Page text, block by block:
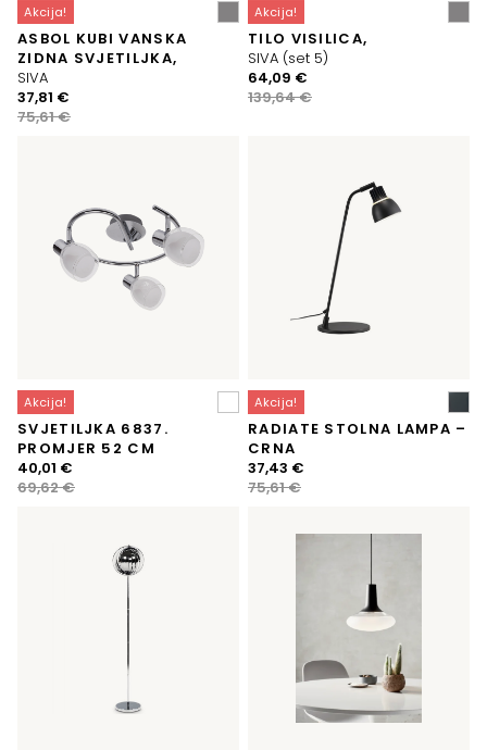
Akcija!
ASBOL KUBI VANSKA
ZIDNA SVJETILJKA,
SIVA
75,61€
Izvorna
cijena
37,81 €
Trenutna
cijena
Akcija!
TILO VISILICA,
SIVA (set 5)
139,64€
Izvorna
cijena
64,09 €
Trenutna
cijena
Akcija!
SVJETILJKA 6837.
PROMJER 52 CM
69,62€
Izvorna
cijena
40,01 €
Trenutna
cijena
Akcija!
RADIATE STOLNA LAMPA –
CRNA
75,61€
Izvorna
cijena
37,43 €
Trenutna
cijena